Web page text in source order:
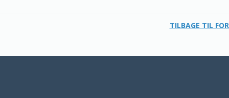
TILBAGE TIL